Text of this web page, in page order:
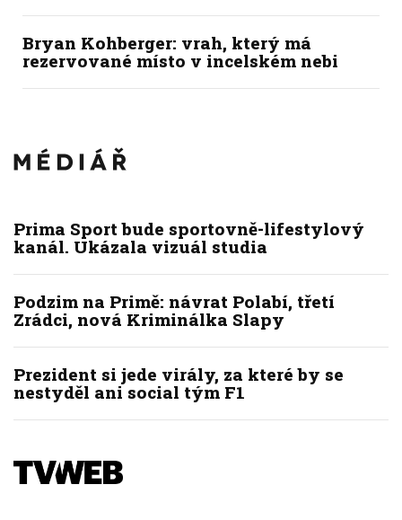
Bryan Kohberger: vrah, který má
rezervované místo v incelském nebi
Prima Sport bude sportovně-lifestylový
kanál. Ukázala vizuál studia
Podzim na Primě: návrat Polabí, třetí
Zrádci, nová Kriminálka Slapy
Prezident si jede virály, za které by se
nestyděl ani social tým F1